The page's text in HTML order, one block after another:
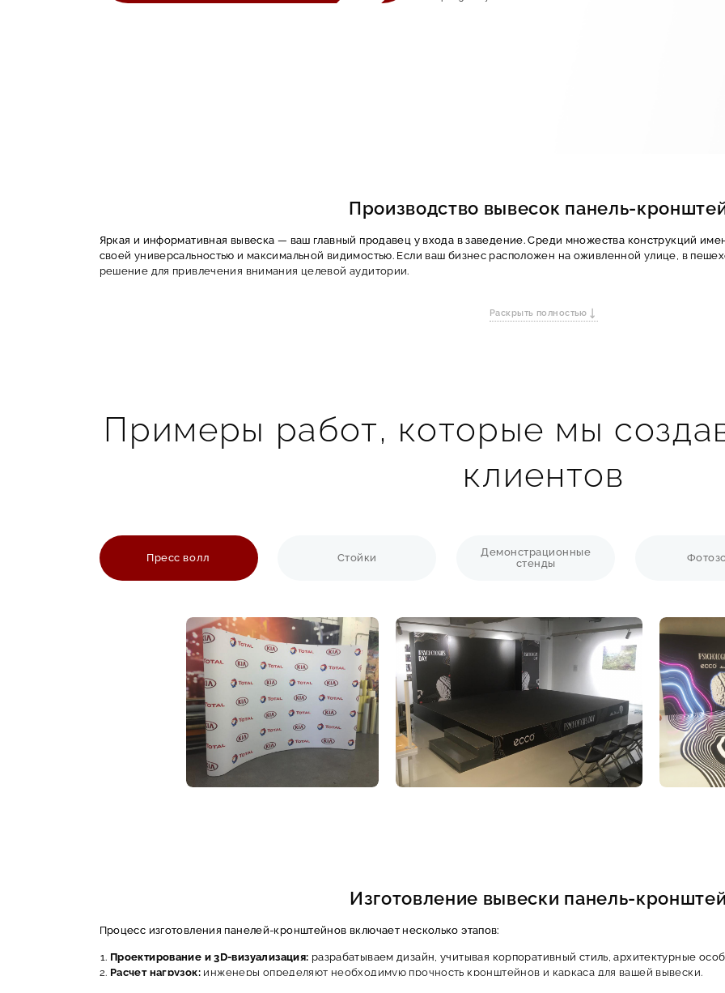
Производство вывесок панель-
Яркая и информативная вывеска — ваш главный продавец у входа в заведение. Среди множества конструкций
своей универсальностью и максимальной видимостью. Если ваш бизнес расположен на оживленной улице, в
решение для привлечения внимания целевой аудитории.
расположение перпендикулярно стене. Это позволяет видеть информацию на вывеске не только вблизи, но и с
Двусторонняя экспозиция
: информация на обеих сторонах конструкции увеличивает охват аудитории.
Эстетичность:современные технологии позволяют создавать стильные и оригинальные дизайны.
Раскрыть полностью
Примеры работ, которые мы
клиентов
Пресс волл Стойки
Демонстрационные
стенды
Изготовление вывески панель-
Процесс изготовления панелей-кронштейнов включает несколько этапов:
Проектирование и 3D-визуализация: разрабатываем дизайн, учитывая корпоративный стиль, архитектурные
Расчет нагрузок: инженеры определяют необходимую прочность кронштейнов и каркаса для вашей вывески.